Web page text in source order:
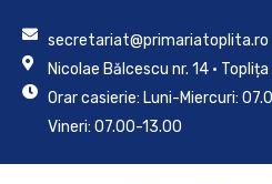
secretariat@primariatoplita.ro
Nicolae Bălcescu nr. 14 •
Orar casierie: Luni-Miercuri:
Vineri: 07.00-13.00